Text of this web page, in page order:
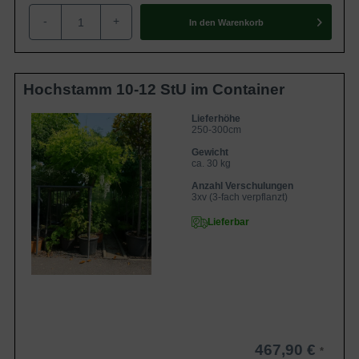
Esskastanien und wurden zum Beispiel als Teeersatz
verzehrt. Die Borke des Japanischen Blauregens wird zur
- + In den Warenkorb
Hochstamm 10-12 StU im Container
Lieferhöhe
250-300cm
Gewicht
ca. 30 kg
Anzahl Verschulungen
3xv (3-fach verpflanzt)
Lieferbar
467,90 €